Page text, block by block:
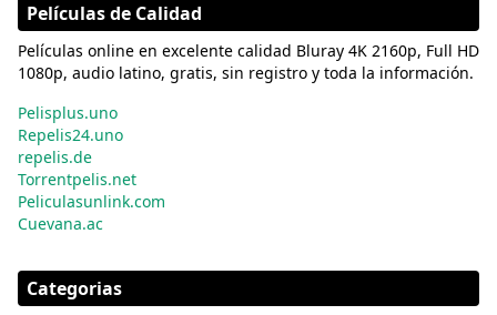
Películas de Calidad
Películas online en excelente calidad Bluray 4K 2160p, Full HD
1080p, audio latino, gratis, sin registro y toda la información.
Pelisplus.uno
Repelis24.uno
repelis.de
Torrentpelis.net
Peliculasunlink.com
Cuevana.ac
Categorias